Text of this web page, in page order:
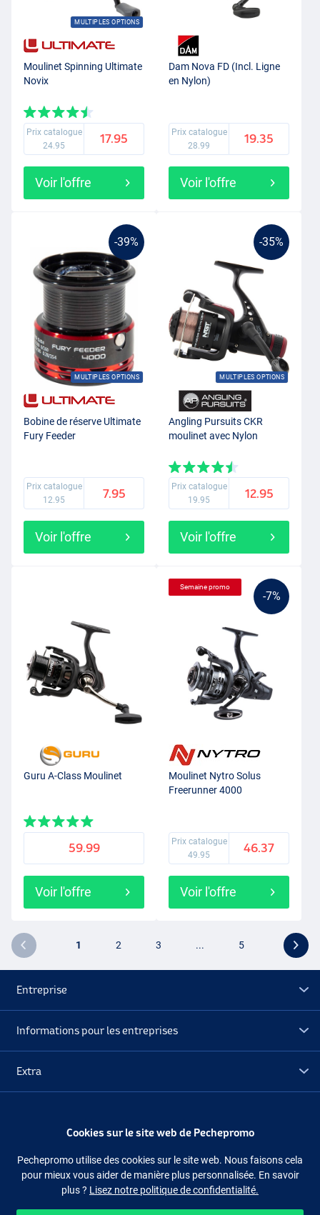
MULTIPLES OPTIONS
Moulinet Spinning Ultimate
Novix
Prix catalogue
24.95
17.95
Voir l'offre
Dam Nova FD (Incl. Ligne
en Nylon)
Prix catalogue
28.99
19.35
Voir l'offre
-39%
MULTIPLES OPTIONS
Bobine de réserve Ultimate
Fury Feeder
Prix catalogue
12.95
7.95
Voir l'offre
-35%
MULTIPLES OPTIONS
Angling Pursuits CKR
moulinet avec Nylon
Prix catalogue
19.95
12.95
Voir l'offre
Guru A-Class Moulinet
59.99
Voir l'offre
-7%
Semaine promo
Moulinet Nytro Solus
Freerunner 4000
Prix catalogue
49.95
46.37
Voir l'offre
1 2 3 ... 5
Entreprise
Informations pour les entreprises
Extra
Suivez-nous Facebook Instagram
Cookies sur le site web de Pechepromo
Pechepromo utilise des cookies sur le site web. Nous faisons cela
pour mieux vous aider de manière plus personnalisée. En savoir
plus ? Lisez notre politique de confidentialité.